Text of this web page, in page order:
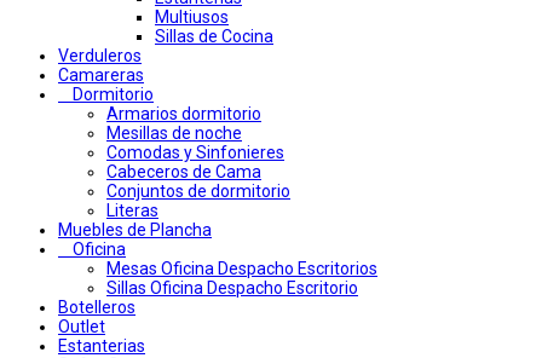
Multiusos
Sillas de Cocina
Verduleros
Camareras
Dormitorio
Armarios dormitorio
Mesillas de noche
Comodas y Sinfonieres
Cabeceros de Cama
Conjuntos de dormitorio
Literas
Muebles de Plancha
Oficina
Mesas Oficina Despacho Escritorios
Sillas Oficina Despacho Escritorio
Botelleros
Outlet
Estanterias